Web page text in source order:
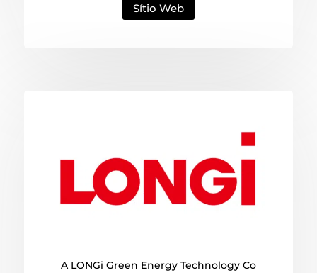
Sítio Web
A LONGi Green Energy Technology Co